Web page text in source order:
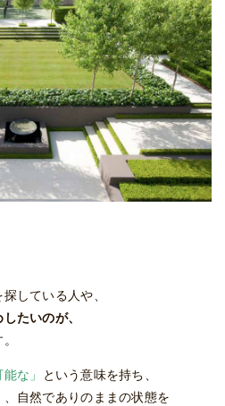
している人や、
たいのが、
能な」
という意味を持ち、
自然でありのままの状態を